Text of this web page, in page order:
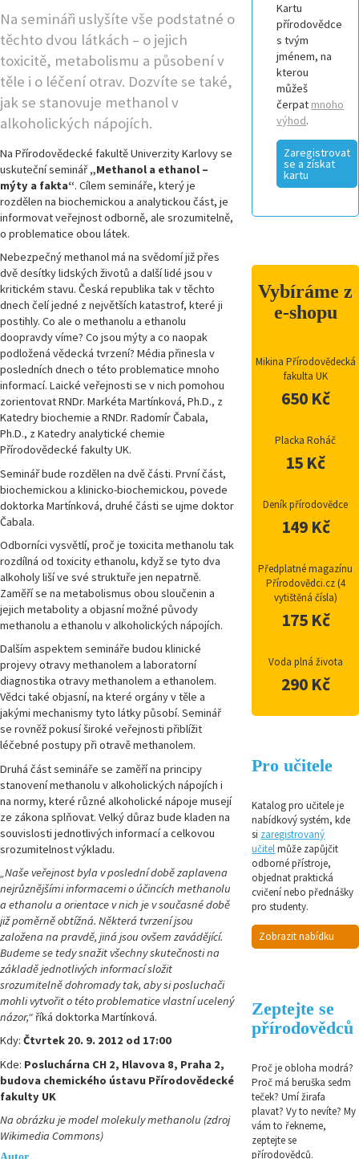
Na semináři uslyšíte vše podstatné o
těchto dvou látkách – o jejich
toxicitě, metabolismu a působení v
těle i o léčení otrav. Dozvíte se také,
jak se stanovuje methanol v
alkoholických nápojích.
Na Přírodovědecké fakultě Univerzity Karlovy se
uskuteční seminář„Methanol a ethanol –
mýty a fakta“. Cílem semináře, který je
rozdělen na biochemickou a analytickou část, je
informovat veřejnost odborně, ale srozumitelně,
o problematice obou látek.
Nebezpečný methanol má na svědomí již přes
dvě desítky lidských životů a další lidé jsou v
kritickém stavu. Česká republika tak v těchto
dnech čelí jedné z největších katastrof, které ji
postihly. Co ale o methanolu a ethanolu
doopravdy víme? Co jsou mýty a co naopak
podložená vědecká tvrzení? Média přinesla v
posledních dnech o této problematice mnoho
informací. Laické veřejnosti se v nich pomohou
zorientovat RNDr. Markéta Martínková, Ph.D., z
Katedry biochemie a RNDr. Radomír Čabala,
Ph.D., z Katedry analytické chemie
Přírodovědecké fakulty UK.
Seminář bude rozdělen na dvě části. První část,
biochemickou a klinicko-biochemickou, povede
doktorka Martínková, druhé části se ujme doktor
Čabala.
Odborníci vysvětlí, proč je toxicita methanolu tak
rozdílná od toxicity ethanolu, když se tyto dva
alkoholy liší ve své struktuře jen nepatrně.
Zaměří se na metabolismus obou sloučenin a
jejich metabolity a objasní možné původy
methanolu a ethanolu v alkoholických nápojích.
Dalším aspektem semináře budou klinické
projevy otravy methanolem a laboratorní
diagnostika otravy methanolem a ethanolem.
Vědci také objasní, na které orgány v těle a
jakými mechanismy tyto látky působí. Seminář
se rovněž pokusí široké veřejnosti přiblížit
léčebné postupy při otravě methanolem.
Druhá část semináře se zaměří na principy
stanovení methanolu v alkoholických nápojích i
na normy, které různé alkoholické nápoje musejí
ze zákona splňovat. Velký důraz bude kladen na
souvislosti jednotlivých informací a celkovou
srozumitelnost výkladu.
„Naše veřejnost byla v poslední době zaplavena
nejrůznějšími informacemi o účincích methanolu
a ethanolu a orientace v nich je v současné době
již poměrně obtížná. Některá tvrzení jsou
založena na pravdě, jiná jsou ovšem zavádějící.
Budeme se tedy snažit všechny skutečnosti na
základě jednotlivých informací složit
srozumitelně dohromady tak, aby si posluchači
mohli vytvořit o této problematice vlastní ucelený
názor,“ říká doktorka Martínková.
Kdy: Čtvrtek 20. 9. 2012 od 17:00
Kde: Posluchárna CH 2, Hlavova 8, Praha 2,
budova chemického ústavu Přírodovědecké
fakulty UK
Na obrázku je model molekuly methanolu (zdroj
Wikimedia Commons)
Kartu
přírodovědce
s tvým
jménem, na
kterou
můžeš
čerpat mnoho
výhod.
Zaregistrovat
se a získat
kartu
Vybíráme z
e-shopu
Mikina Přírodovědecká
fakulta UK
650 Kč
Placka Roháč
15 Kč
Deník přírodovědce
149 Kč
Předplatné magazínu
Přírodovědci.cz (4
vytištěná čísla)
175 Kč
Voda plná života
290 Kč
Pro učitele
Katalog pro učitele je
nabídkový systém, kde
si zaregistrovaný
učitelmůže zapůjčit
odborné přístroje,
objednat praktická
cvičení nebo přednášky
pro studenty.
Zobrazit nabídku
Zeptejte se
přírodovědců
Proč je obloha modrá?
Proč má beruška sedm
teček? Umí žirafa
plavat? Vy to nevíte? My
vám to řekneme,
zeptejte se
přírodovědců.